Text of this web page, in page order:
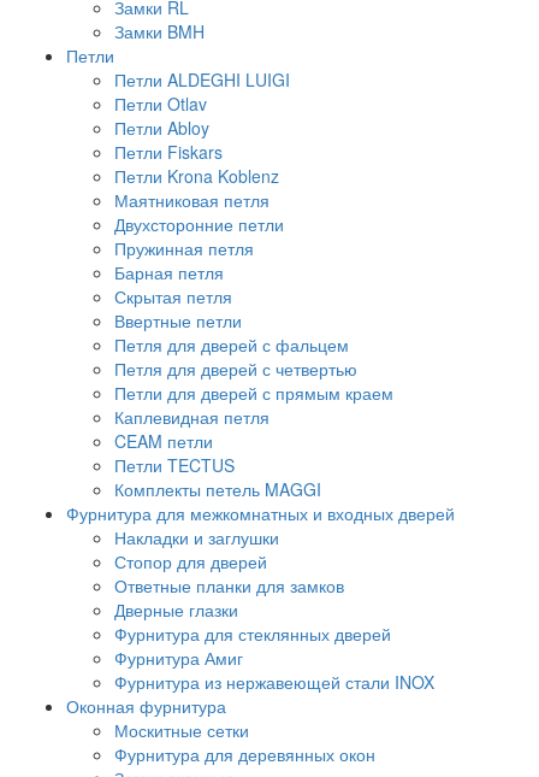
Замки RL
Замки BMH
Петли
Петли ALDEGHI LUIGI
Петли Otlav
Петли Abloy
Петли Fiskars
Петли Krona Koblenz
Маятниковая петля
Двухсторонние петли
Пружинная петля
Барная петля
Скрытая петля
Ввертные петли
Петля для дверей с фальцем
Петля для дверей с четвертью
Петли для дверей с прямым краем
Каплевидная петля
CEAM петли
Петли TECTUS
Комплекты петель MAGGI
Фурнитура для межкомнатных и входных дверей
Накладки и заглушки
Стопор для дверей
Ответные планки для замков
Дверные глазки
Фурнитура для стеклянных дверей
Фурнитура Амиг
Фурнитура из нержавеющей стали INOX
Оконная фурнитура
Москитные сетки
Фурнитура для деревянных окон